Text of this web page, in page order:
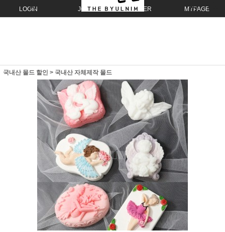
LOGIN JOIN ORDER MYPAGE
국내산 몰드 할인 > 국내산 자체제작 몰드